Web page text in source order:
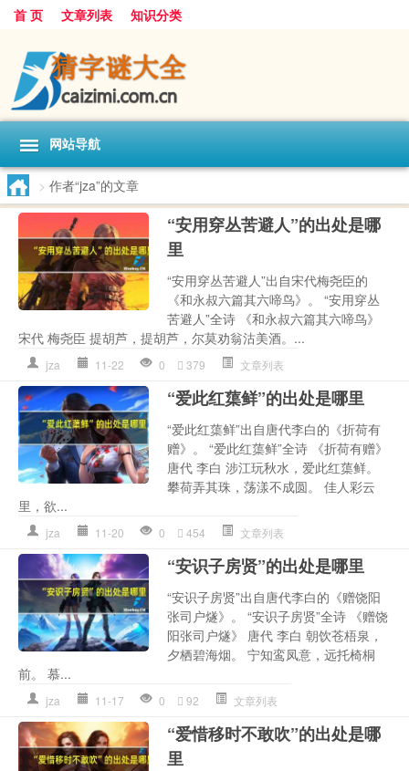
首 页 文章列表 知识分类
网站导航
> 作者“jza”的文章
“安用穿丛苦避人”的出处是哪
里
“安用穿丛苦避人”出自宋代梅尧臣的
《和永叔六篇其六啼鸟》。 “安用穿丛
苦避人”全诗 《和永叔六篇其六啼鸟》
宋代 梅尧臣 提胡芦，提胡芦，尔莫劝翁沽美酒。...
jza 11-22 0 379 文章列表
“爱此红蕖鲜”的出处是哪里
“爱此红蕖鲜”出自唐代李白的《折荷有
赠》。 “爱此红蕖鲜”全诗 《折荷有赠》
唐代 李白 涉江玩秋水，爱此红蕖鲜。
攀荷弄其珠，荡漾不成圆。 佳人彩云
里，欲...
jza 11-20 0 454 文章列表
“安识子房贤”的出处是哪里
“安识子房贤”出自唐代李白的《赠饶阳
张司户燧》。 “安识子房贤”全诗 《赠饶
阳张司户燧》 唐代 李白 朝饮苍梧泉，
夕栖碧海烟。 宁知鸾凤意，远托椅桐
前。 慕...
jza 11-17 0 92 文章列表
“爱惜移时不敢吹”的出处是哪
里